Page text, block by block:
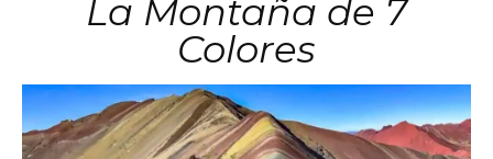
La Montaña de 7
Colores